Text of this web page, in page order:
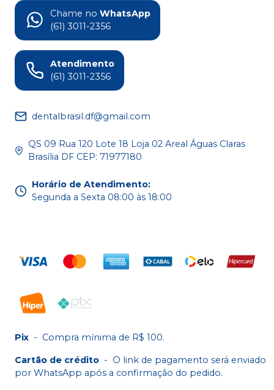
Chame no WhatsApp
(61) 3011-2356
Atendimento
(61) 3011-2356
dentalbrasil.df@gmail.com
QS 09 Rua 120 Lote 18 Loja 02 Areal Águas Claras
Brasília DF CEP: 71977180
Horário de Atendimento:
Segunda a Sexta 08:00 às 18:00
Pix - Compra mínima de R$ 100.
Cartão de crédito - O link de pagamento será enviado
por WhatsApp após a confirmação do pedido.